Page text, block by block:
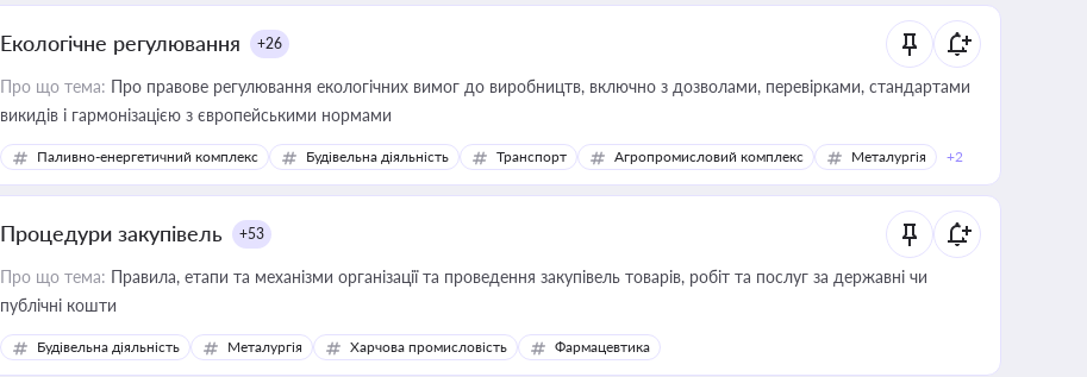
Екологічне регулювання +26
Про що тема: Про правове регулювання екологічних вимог до виробництв, включно з дозволами, перевірками, стандартами
викидів і гармонізацією з європейськими нормами
Паливно-енергетичний комплекс Будівельна діяльність Транспорт Агропромисловий комплекс Металургія +2
Процедури закупівель +53
Про що тема: Правила, етапи та механізми організації та проведення закупівель товарів, робіт та послуг за державні чи
публічні кошти
Будівельна діяльність Металургія Харчова промисловість Фармацевтика